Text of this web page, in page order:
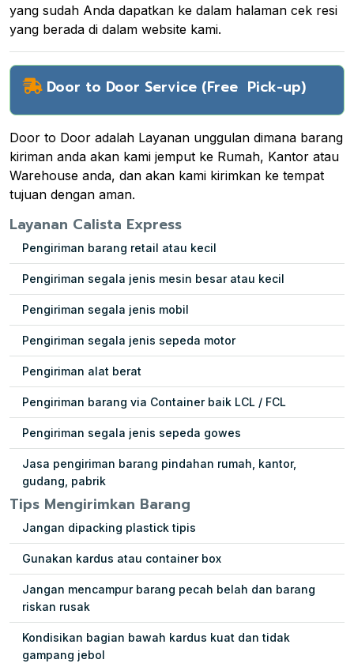
yang sudah Anda dapatkan ke dalam halaman cek resi
yang berada di dalam website kami.
Door to Door Service (Free Pick-up)
Door to Door adalah Layanan unggulan dimana barang
kiriman anda akan kami jemput ke Rumah, Kantor atau
Warehouse anda, dan akan kami kirimkan ke tempat
tujuan dengan aman.
Layanan Calista Express
Pengiriman barang retail atau kecil
Pengiriman segala jenis mesin besar atau kecil
Pengiriman segala jenis mobil
Pengiriman segala jenis sepeda motor
Pengiriman alat berat
Pengiriman barang via Container baik LCL / FCL
Pengiriman segala jenis sepeda gowes
Jasa pengiriman barang pindahan rumah, kantor,
gudang, pabrik
Tips Mengirimkan Barang
Jangan dipacking plastick tipis
Gunakan kardus atau container box
Jangan mencampur barang pecah belah dan barang
riskan rusak
Kondisikan bagian bawah kardus kuat dan tidak
gampang jebol